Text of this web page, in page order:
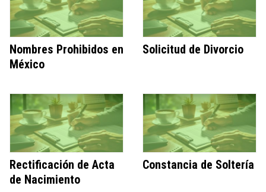
Nombres Prohibidos en
México
Solicitud de Divorcio
Rectificación de Acta
de Nacimiento
Constancia de Soltería